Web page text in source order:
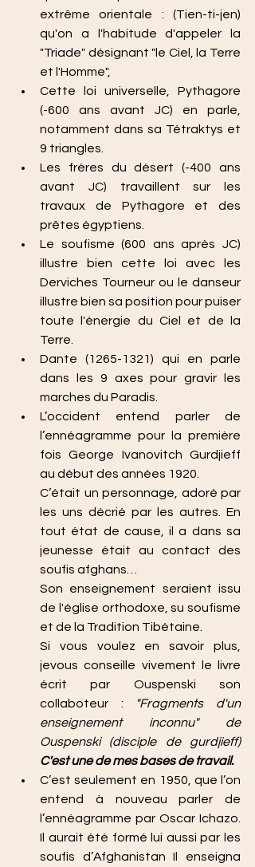
extrême orientale : (Tien-ti-jen)
qu'on a l'habitude d'appeler la
"Triade" désignant "le Ciel, la Terre
et l'Homme",
Cette loi universelle, Pythagore
(-600 ans avant JC) en parle,
notamment dans sa Tétraktys et
9 triangles.
Les frères du désert (-400 ans
avant JC) travaillent sur les
travaux de Pythagore et des
prêtes égyptiens.
Le soufisme (600 ans après JC)
illustre bien cette loi avec les
Derviches Tourneur ou le danseur
illustre bien sa position pour puiser
toute l'énergie du Ciel et de la
Terre.
Dante (1265-1321) qui en parle
dans les 9 axes pour gravir les
marches du Paradis.
L’occident entend parler de
l’ennéagramme pour la première
fois George Ivanovitch Gurdjieff
au début des années 1920.
C’était un personnage, adoré par
les uns décrié par les autres. En
tout état de cause, il a dans sa
jeunesse était au contact des
soufis afghans…
Son enseignement seraient issu
de l'église orthodoxe, su soufisme
et de la Tradition Tibétaine.
Si vous voulez en savoir plus,
jevous conseille vivement le livre
écrit par Ouspenski son
collaboteur :
"Fragments d'un
enseignement inconnu" de
Ouspenski (disciple de gurdjieff)
C'est une de mes bases de travail.
C’est seulement en 1950, que l’on
entend à nouveau parler de
l’ennéagramme par Oscar Ichazo.
Il aurait été formé lui aussi par les
soufis d’Afghanistan Il enseigna